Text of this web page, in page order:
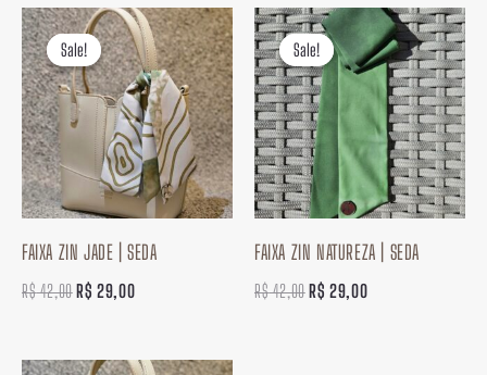
Sale!
Sale!
FAIXA ZIN JADE | SEDA
R$42,00
O
preço
original
era:
R$ 42,00.
R$ 29,00
O
preço
atual
é:
R$ 29,00.
Sale!
Sale!
FAIXA ZIN NATUREZA | SEDA
R$42,00
O
preço
original
era:
R$ 42,00.
R$ 29,00
O
preço
atual
é:
R$ 29,00.
O
O